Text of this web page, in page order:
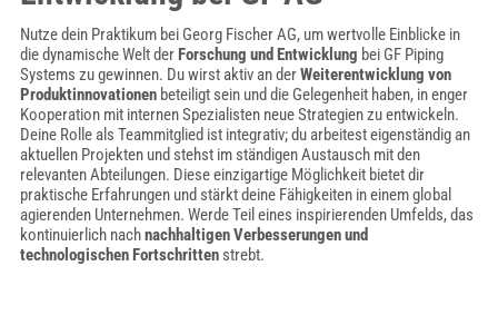
Nutze dein Praktikum bei Georg Fischer AG, um wertvolle Einblicke in
die dynamische Welt derForschung und Entwicklung bei GF Piping
Systems zu gewinnen. Du wirst aktiv an derWeiterentwicklung von
Produktinnovationenbeteiligt sein und die Gelegenheit haben, in enger
Kooperation mit internen Spezialisten neue Strategien zu entwickeln.
Deine Rolle als Teammitglied ist integrativ; du arbeitest eigenständig an
aktuellen Projekten und stehst im ständigen Austausch mit den
relevanten Abteilungen. Diese einzigartige Möglichkeit bietet dir
praktische Erfahrungen und stärkt deine Fähigkeiten in einem global
agierenden Unternehmen. Werde Teil eines inspirierenden Umfelds, das
kontinuierlich nachnachhaltigen Verbesserungen und
technologischen Fortschrittenstrebt.